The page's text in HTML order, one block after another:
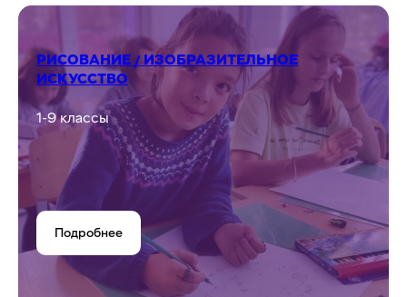
РИСОВАНИЕ / ИЗОБРАЗИТЕЛЬНОЕ
ИСКУССТВО
1-9 классы
Подробнее